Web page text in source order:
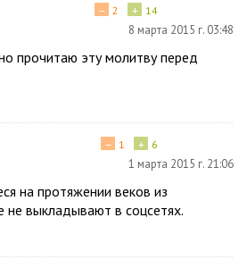
+ 14
− 2
8 марта 2015 г. 03:48
прочитаю эту молитву перед
+ 6
− 1
1 марта 2015 г. 21:06
на протяжении веков из
не выкладывают в соцсетях.